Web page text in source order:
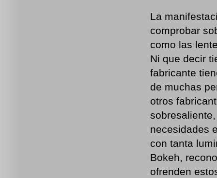
La
comprobar
como las
Ni que decir
fabricante
de muchas
otros
necesidades
con tanta
Bokeh,
ofrenden